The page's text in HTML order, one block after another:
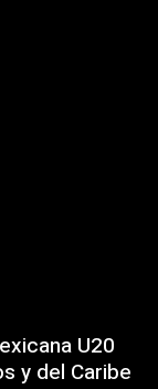
U20
y del Caribe